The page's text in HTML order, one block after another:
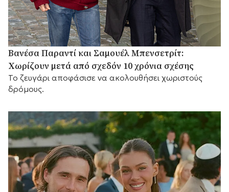
Βανέσα Παραντί και Σαμουέλ Μπενσετρίτ:
Χωρίζουν μετά από σχεδόν 10 χρόνια σχέσης
Το ζευγάρι αποφάσισε να ακολουθήσει χωριστούς
δρόμους.